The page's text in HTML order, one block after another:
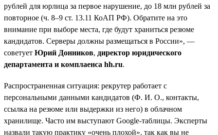
рублей для юрлица за первое нарушение, до 18 млн рублей за
повторное (ч. 8–9 ст. 13.11 КоАП РФ). Обратите на это
внимание при выборе места, где будут храниться резюме
кандидатов. Серверы должны размещаться в России», —
советует Юрий Донников, директор юридического
департамента и комплаенса hh.ru.
Распространенная ситуация: рекрутер работает с
персональными данными кандидатов (Ф. И. О., контакты,
ссылка на резюме или выдержки из него) в облачном
хранилище. Часто им выступают Google-таблицы. Эксперты
назвали такую практику «очень плохой», так как вы не